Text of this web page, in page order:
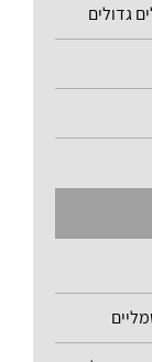
גדולים